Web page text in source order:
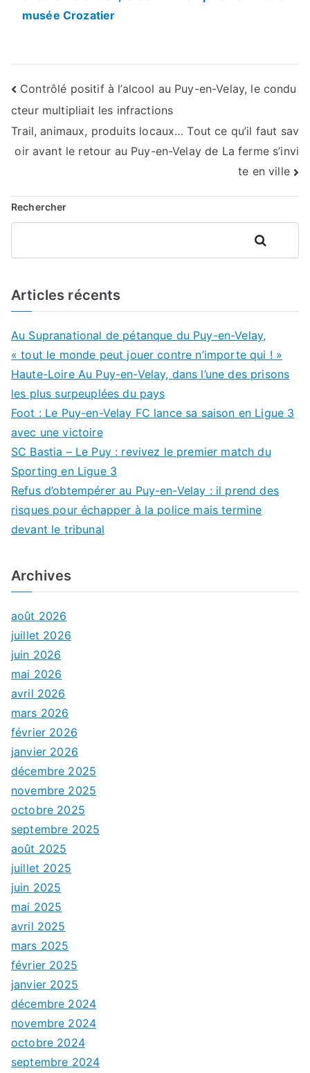
musée Crozatier
Navigation
de
l’article
Contrôlé positif à l’alcool au Puy-en-Velay, le condu
cteur multipliait les infractions
Trail, animaux, produits locaux… Tout ce qu’il faut sav
oir avant le retour au Puy-en-Velay de La ferme s’invi
te en ville
Rechercher
Rechercher
Articles récents
Au Supranational de pétanque du Puy-en-Velay,
« tout le monde peut jouer contre n’importe qui ! »
Haute-Loire Au Puy-en-Velay, dans l’une des prisons
les plus surpeuplées du pays
Foot : Le Puy-en-Velay FC lance sa saison en Ligue 3
avec une victoire
SC Bastia – Le Puy : revivez le premier match du
Sporting en Ligue 3
Refus d’obtempérer au Puy-en-Velay : il prend des
risques pour échapper à la police mais termine
devant le tribunal
Archives
août 2026
juillet 2026
juin 2026
mai 2026
avril 2026
mars 2026
février 2026
janvier 2026
décembre 2025
novembre 2025
octobre 2025
septembre 2025
août 2025
juillet 2025
juin 2025
mai 2025
avril 2025
mars 2025
février 2025
janvier 2025
décembre 2024
novembre 2024
octobre 2024
septembre 2024